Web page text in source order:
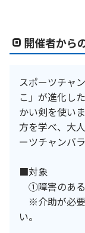
開催者から
スポーツチャ
こ」が進化し
かい剣を使い
方を学べ、大
ーツチャンバ
■対象
①障害のあ
※介助が必要
い。